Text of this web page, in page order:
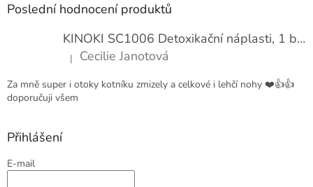
Poslední hodnocení produktů
KINOKI SC1006 Detoxikační náplasti, 1 balení - 10 ks
Hodnocení produktu je 4 z 5 hvězdiček.
| Cecilie Janotová
Za mně super i otoky kotníku zmizely a celkové i lehčí nohy ❤️👍👍
doporučuji všem
Přihlášení
E-mail